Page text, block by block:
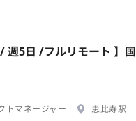
/ 週5日 /フルリモート
トマネージャー
恵比寿駅